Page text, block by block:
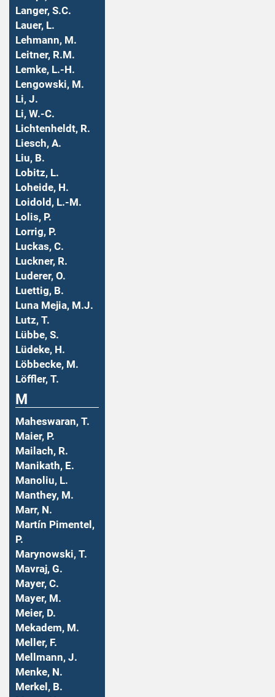
Langer, S.C.
Lauer, L.
Lehmann, M.
Leitner, R.M.
Lemke, L.-H.
Lengowski, M.
Li, J.
Li, W.-C.
Lichtenheldt, R.
Liesch, A.
Liu, B.
Lobitz, L.
Loheide, H.
Loidold, L.-M.
Lolis, P.
Lorrig, P.
Luckas, C.
Luckner, R.
Luderer, O.
Luettig, B.
Luna Mejia, M.J.
Lutz, T.
Lübbe, S.
Lüdeke, H.
Löbbecke, M.
Löffler, T.
M
Maheswaran, T.
Maier, P.
Mailach, R.
Manikath, E.
Manoliu, L.
Manthey, M.
Marr, N.
Martín Pimentel,
P.
Marynowski, T.
Mavraj, G.
Mayer, C.
Mayer, M.
Meier, D.
Mekadem, M.
Meller, F.
Mellmann, J.
Menke, N.
Merkel, B.